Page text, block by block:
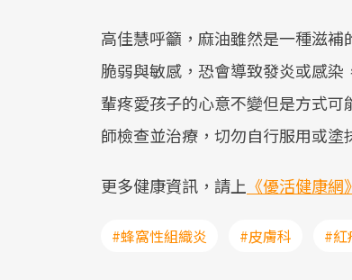
高佳慧呼籲，麻油雖然是一種滋
脆弱與敏感，恐會導致發炎或感
輩疼愛孩子的心意不變但是方式
師檢查並治療，切勿自行服用或塗
更多健康資訊，請上 《優活健康網》
#蜂窩性組織炎 #皮膚科 #紅